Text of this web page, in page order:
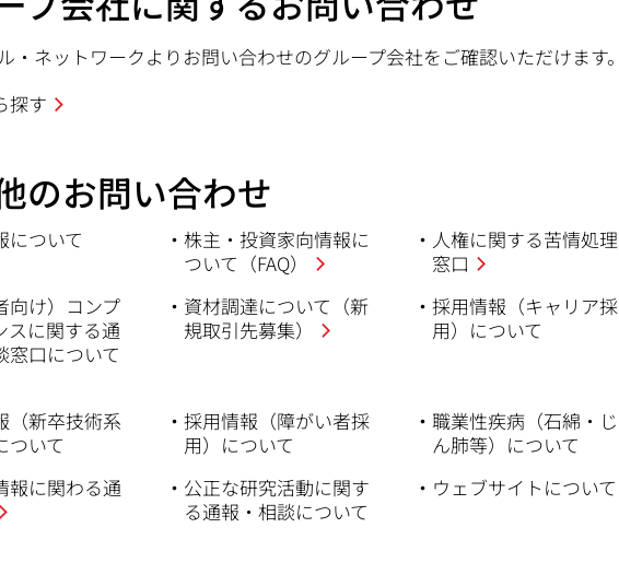
・ネットワークよりお問い合わせのグループ会社をご確認いただけます。
探す
のお問い合わせ
について
株主・投資家向情報に
ついて（FAQ）
人権に関する苦情処理
窓口
向け）コンプ
スに関する通
窓口について
資材調達について（新
規取引先募集）
採用情報（キャリア採
用）について
（新卒技術系
ついて
採用情報（障がい者採
用）について
職業性疾病（石綿・じ
ん肺等）について
報に関わる通
公正な研究活動に関す
る通報・相談について
ウェブサイトについて